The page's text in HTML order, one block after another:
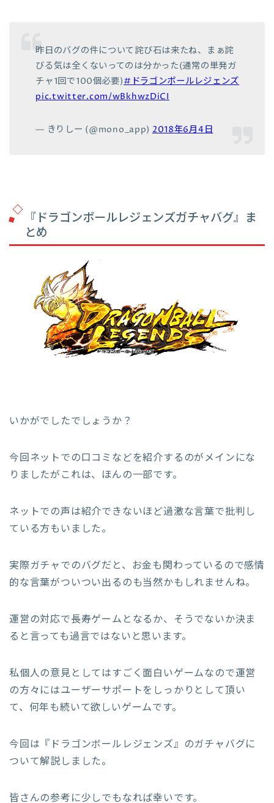
昨日のバグの件について詫び石は来たね、まぁ詫
びる気は全くないってのは分かった(通常の単発ガ
チャ1回で100個必要)#ドラゴンボールレジェンズ
pic.twitter.com/wBkhwzDiCI
— きりしー (@mono_app) 2018年6月4日
『ドラゴンボールレジェンズガチャバグ』ま
とめ
いかがでしたでしょうか？
今回ネットでの口コミなどを紹介するのがメインにな
りましたがこれは、ほんの一部です。
ネットでの声は紹介できないほど過激な言葉で批判し
ている方もいました。
実際ガチャでのバグだと、お金も関わっているので感情
的な言葉がついつい出るのも当然かもしれませんね。
運営の対応で長寿ゲームとなるか、そうでないか決ま
ると言っても過言ではないと思います。
私個人の意見としてはすごく面白いゲームなので運営
の方々にはユーザーサポートをしっかりとして頂い
て、何年も続いて欲しいゲームです。
今回は『ドラゴンボールレジェンズ』のガチャバグに
ついて解説しました。
皆さんの参考に少しでもなれば幸いです。